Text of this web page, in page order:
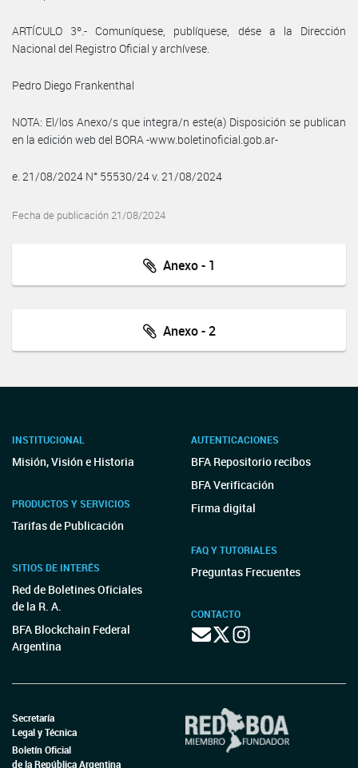
ARTÍCULO 3º.- Comuníquese, publíquese, dése a la Dirección
Nacional del Registro Oficial y archívese.
Pedro Diego Frankenthal
NOTA: El/los Anexo/s que integra/n este(a) Disposición se publican
en la edición web del BORA -www.boletinoficial.gob.ar-
e. 21/08/2024 N° 55530/24 v. 21/08/2024
Fecha de publicación 21/08/2024
Anexo - 1
Anexo - 2
INSTITUCIONAL
Misión, Visión e Historia
PRODUCTOS Y SERVICIOS
Tarifas de Publicación
SITIOS DE INTERÉS
Red de Boletines Oficiales
de la R. A.
BFA Blockchain Federal
Argentina
AUTENTICACIONES
BFA Repositorio recibos
BFA Verificación
Firma digital
FAQ Y TUTORIALES
Preguntas Frecuentes
CONTACTO
Secretaría
Legal y Técnica
Boletín Oficial
de la República Argentina